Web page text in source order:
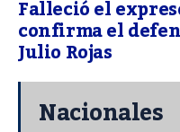
Falleció el
confirma el
Julio Rojas
Nacionales